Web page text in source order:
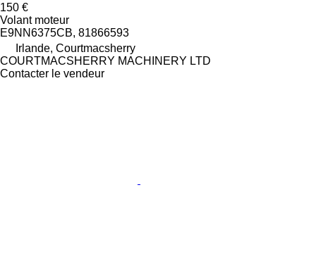
150 €
Volant moteur
E9NN6375CB, 81866593
Irlande, Courtmacsherry
COURTMACSHERRY MACHINERY LTD
Contacter le vendeur